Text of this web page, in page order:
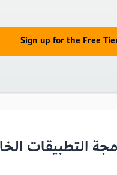
Sign up for the Free
التطبيقات